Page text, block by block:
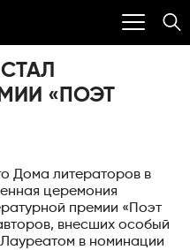
«ПОЭТ
Дома литераторов в
церемония
премии «Поэт
внесших особый
в номинации